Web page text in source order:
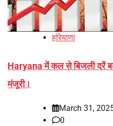
हरियाणा
Haryana में कल से बिजली दरें
मंजूरी।
March 31,
0